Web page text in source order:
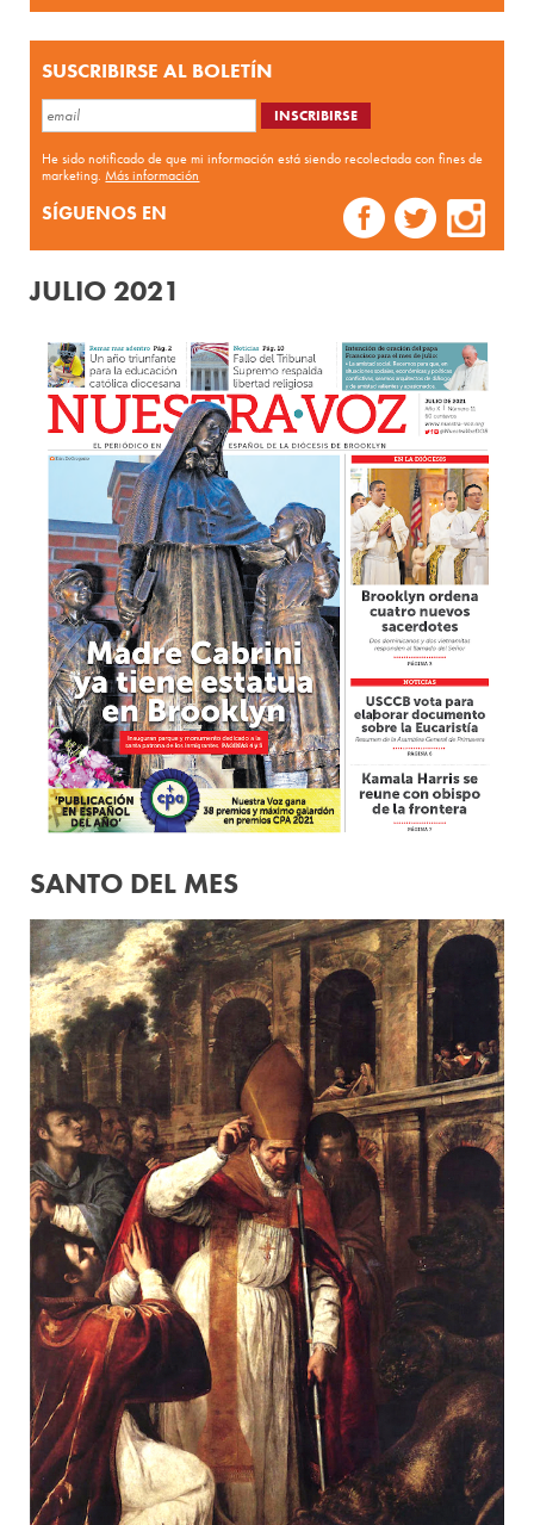
SUSCRIBIRSE AL BOLETÍN
He sido notificado de que mi información está siendo recolectada con fines de
marketing.Más información
SÍGUENOS EN
JULIO 2021
SANTO DEL MES